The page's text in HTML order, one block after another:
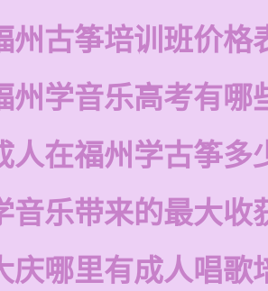
州古筝培训班价格
州学音乐高考有哪
人在福州学古筝多
音乐带来的最大收
庆哪里有成人唱歌